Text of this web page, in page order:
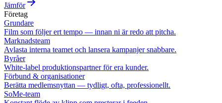
Jämför
Företag
Grundare
Film som följer ert tempo — innan ni är redo att pitcha.
Marknadsteam
Avlasta interna teamet och lansera kampanjer snabbare.
Byråer
White-label produktionspartner för era kunder.
Förbund & organisationer
Berätta medlemsnyttan — tydligt, ofta, professionellt.
SoMe-team